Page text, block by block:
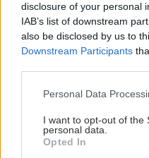
disclosure of your personal
IAB’s list of downstream
also be disclosed by us to
Downstream Participants
Please note that this
not limited to your visit or
grant or deny consent to
use your data for below
Personal Data
I want to opt-out of the
personal data.
Opted In